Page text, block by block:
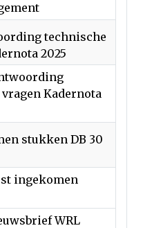
technische
2025
Kadernota
stukken DB 30
ingekomen
WRL